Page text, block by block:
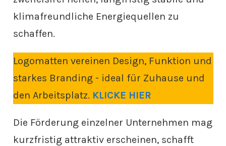
klimafreundliche Energiequellen zu
schaffen.
Logomatten vereinen Design, Funktion und
starkes Branding - ideal für Zuhause und
den Arbeitsplatz. KLICKE HIER
Die Förderung einzelner Unternehmen mag
kurzfristig attraktiv erscheinen, schafft